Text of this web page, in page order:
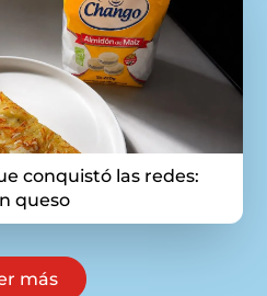
conquistó las redes:
queso
más